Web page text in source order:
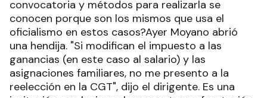
convocatoria y métodos para realizarla se
conocen porque son los mismos que usa el
oficialismo en estos casos?Ayer Moyano abrió
una hendija. "Si modifican el impuesto a las
ganancias (en este caso al salario) y las
asignaciones familiares, no me presento a la
reelección en la CGT", dijo el dirigente. Es una